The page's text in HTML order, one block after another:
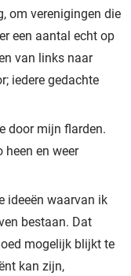
om verenigingen die
een aantal echt op
van links naar
iedere gedachte
door mijn flarden.
heen en weer
ideeën waarvan ik
bestaan. Dat
mogelijk blijkt te
kan zijn,